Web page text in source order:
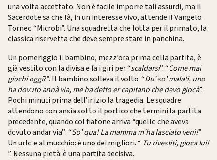
una volta accettato. Non è facile imporre tali assurdi, ma il
Sacerdote sa che là, in un interesse vivo, attende il Vangelo.
Torneo “Microbi”. Una squadretta che lotta per il primato, la
classica riservetta che deve sempre stare in panchina.
Un pomeriggio il bambino, mezz’ora prima della partita, è
già vestito con la divisa e fa i giri per “scaldarsi”. “Come mai
giochi oggi?”. Il bambino solleva il volto: “Du’ so’ malati, uno
ha dovuto annà via, me ha detto er capitano che devo giocà”.
Pochi minuti prima dell’inizio la tragedia. Le squadre
attendono con ansia sotto il portico che termini la partita
precedente, quando col fiatone arriva “quello che aveva
dovuto andar via”: “So’ qua! La mamma m’ha lasciato venì!”.
Un urlo e al mucchio: è uno dei migliori. “ Tu rivestiti, gioca lui!
”. Nessuna pietà: è una partita decisiva.